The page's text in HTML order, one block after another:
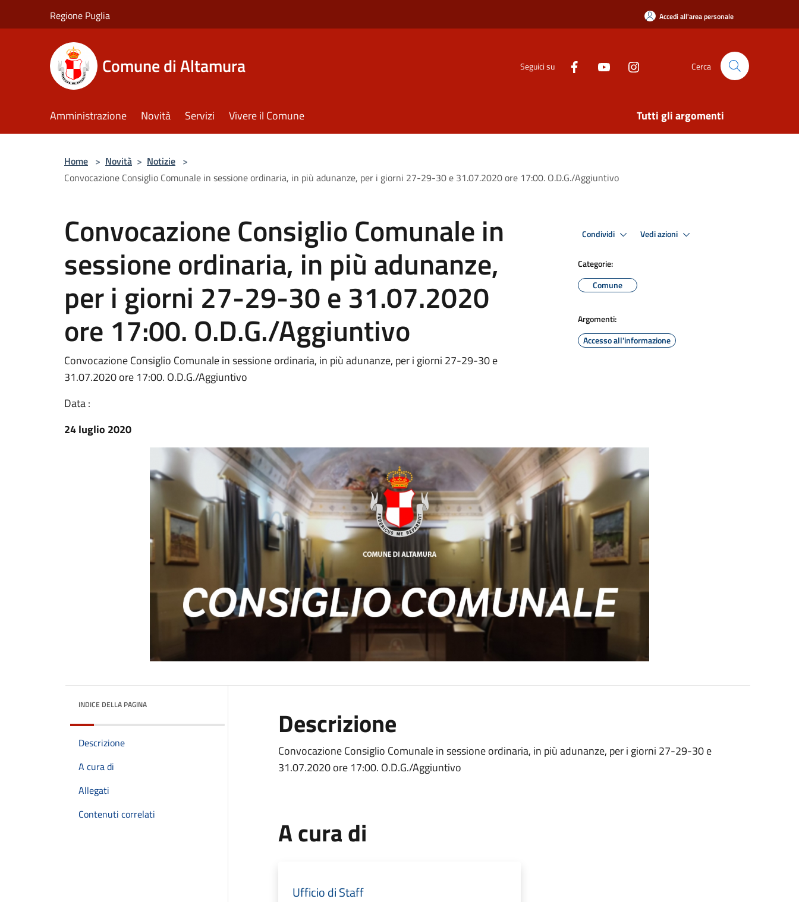
Regione Puglia Accedi all'area personale
Comune di Altamura Seguici su Cerca
Amministrazione Novità Servizi Vivere il Comune Tutti gli argomenti
Home > Novità > Notizie >
Convocazione Consiglio Comunale in sessione ordinaria, in più adunanze, per i giorni 27-29-30 e 31.07.2020 ore 17:00. O.D.G./Aggiuntivo
Convocazione Consiglio Comunale in
sessione ordinaria, in più adunanze,
per i giorni 27-29-30 e 31.07.2020
ore 17:00. O.D.G./Aggiuntivo
Convocazione Consiglio Comunale in sessione ordinaria, in più adunanze, per i giorni 27-29-30 e
31.07.2020 ore 17:00. O.D.G./Aggiuntivo
Data :
24 luglio 2020
Condividi Vedi azioni
Categorie:
Comune
Argomenti:
Accesso all'informazione
INDICE DELLA PAGINA
Descrizione
A cura di
Allegati
Contenuti correlati
Descrizione
Convocazione Consiglio Comunale in sessione ordinaria, in più adunanze, per i giorni 27-29-30 e
31.07.2020 ore 17:00. O.D.G./Aggiuntivo
A cura di
Ufficio di Staff